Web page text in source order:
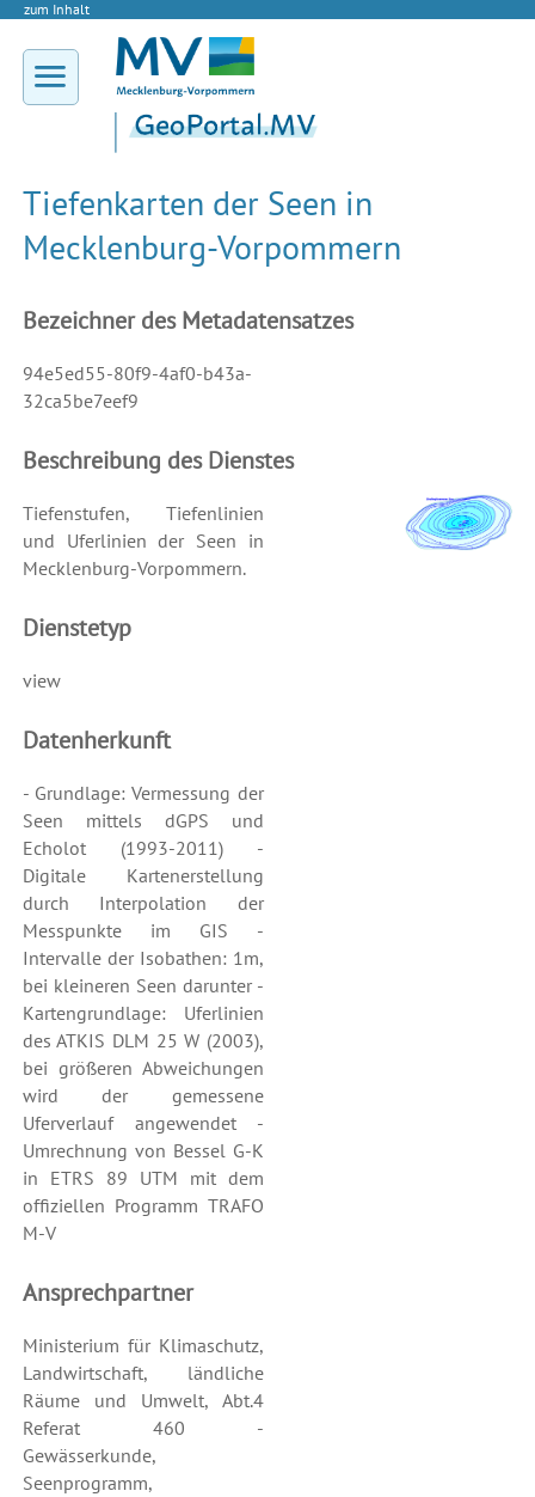
zum Inhalt
Tiefenkarten der Seen in
Mecklenburg-Vorpommern
Bezeichner des Metadatensatzes
94e5ed55-80f9-4af0-b43a-
32ca5be7eef9
Beschreibung des Dienstes
Tiefenstufen, Tiefenlinien
und Uferlinien der Seen in
Mecklenburg-Vorpommern.
Dienstetyp
view
Datenherkunft
- Grundlage: Vermessung der
Seen mittels dGPS und
Echolot (1993-2011) -
Digitale Kartenerstellung
durch Interpolation der
Messpunkte im GIS -
Intervalle der Isobathen: 1m,
bei kleineren Seen darunter -
Kartengrundlage: Uferlinien
des ATKIS DLM 25 W (2003),
bei größeren Abweichungen
wird der gemessene
Uferverlauf angewendet -
Umrechnung von Bessel G-K
in ETRS 89 UTM mit dem
offiziellen Programm TRAFO
M-V
Ansprechpartner
Ministerium für Klimaschutz,
Landwirtschaft, ländliche
Räume und Umwelt, Abt.4
Referat 460 -
Gewässerkunde,
Seenprogramm,